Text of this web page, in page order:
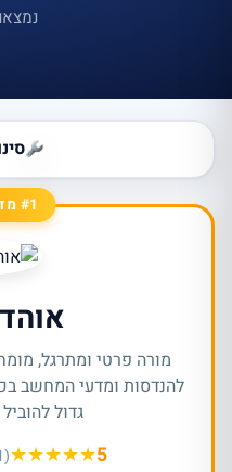
#1 מדורג עליון
מורה פרטי ומתרגל,
גדול
(1 ביקורות)★★★★★5